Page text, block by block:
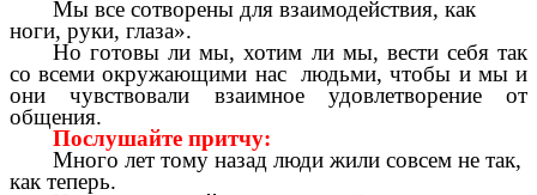
Мы все сотворены для взаимодействия, как
ноги, руки, глаза».
Но готовы ли мы, хотим ли мы, вести себя так
со всеми окружающими нас людьми, чтобы и мы и
они чувствовали взаимное удовлетворение от
общения.
Послушайте притчу:
Много лет тому назад люди жили совсем не так,
как теперь.